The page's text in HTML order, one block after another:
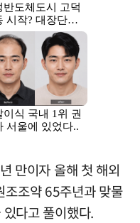
만이자 올해 첫 해외
조조약 65주년과 맞물
다고 풀이했다.